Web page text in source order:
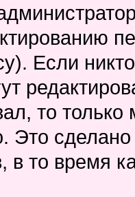
Если
то
Это
в то время